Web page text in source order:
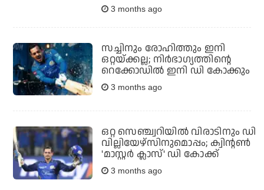
3 months ago
സച്ചിനും രോഹിത്തും ഇനി
ഒറ്റയ്ക്കല്ല; നിര്‍ഭാഗ്യത്തിന്റെ
റെക്കോഡില്‍ ഇനി ഡി കോക്കും
3 months ago
ഒറ്റ സെഞ്ച്വറിയില്‍ വിരാടിനും ഡി
വില്ലിയേഴ്‌സിനുമൊപ്പം; ക്വിന്റണ്‍
'മാസ്റ്റര്‍ ക്ലാസ്' ഡി കോക്ക്
3 months ago